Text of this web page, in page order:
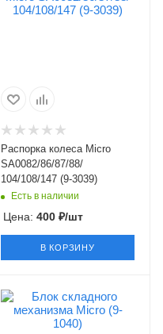
Распорка колеса Micro
SA0082/86/87/88/
104/108/147 (9-3039)
Есть в наличии
Цена: 400₽/шт
В КОРЗИНУ